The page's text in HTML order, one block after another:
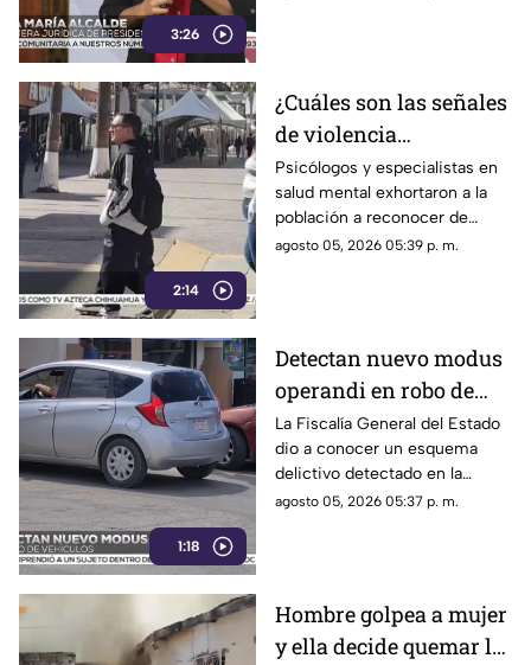
3:26
2:14
¿Cuáles son las señales
de violencia
emocional? Así puedes
identificarlas
Psicólogos y especialistas en
salud mental exhortaron a la
población a reconocer de
forma temprana las conductas
agosto 05, 2026 05:39 p. m.
1:18
Detectan nuevo modus
operandi en robo de
vehículos en
Chihuahua | VIDEO
La Fiscalía General del Estado
dio a conocer un esquema
delictivo detectado en la
ciudad de Chihuahua.
agosto 05, 2026 05:37 p. m.
Hombre golpea a mujer
y ella decide quemar la